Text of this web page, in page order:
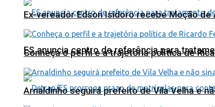
ES anuncia centro de referência para
Ex-vereador Edson Isidoro recebe Moção
Conheça o perfil e a trajetória política de
Arnaldinho seguirá prefeito de Vila Velha e